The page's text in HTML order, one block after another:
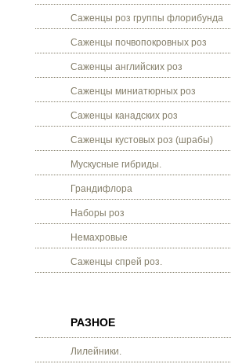
Саженцы роз группы флорибунда
Саженцы почвопокровных роз
Саженцы английских роз
Саженцы миниатюрных роз
Саженцы канадских роз
Саженцы кустовых роз (шрабы)
Мускусные гибриды.
Грандифлора
Наборы роз
Немахровые
Саженцы спрей роз.
РАЗНОЕ
Лилейники.